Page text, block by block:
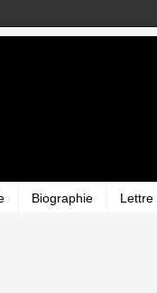
Biographie Lettre